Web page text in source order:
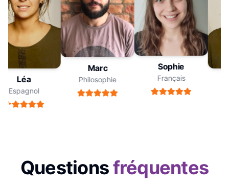
Léa
Espagnol
Marc
Philosophie
Sophie
Français
Questionsfréquentes